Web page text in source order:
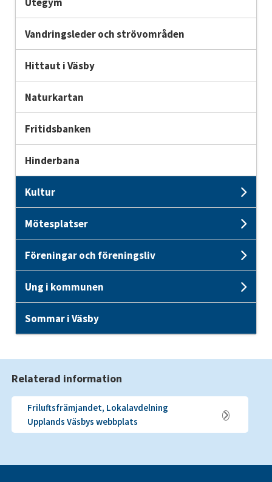
Vandringsleder och strövområden
Hittaut i Väsby
Naturkartan
Fritidsbanken
Hinderbana
Kultur
Mötesplatser
Föreningar och föreningsliv
Ung i kommunen
Sommar i Väsby
Relaterad information
Friluftsfrämjandet, Lokalavdelning
Upplands Väsbys webbplats